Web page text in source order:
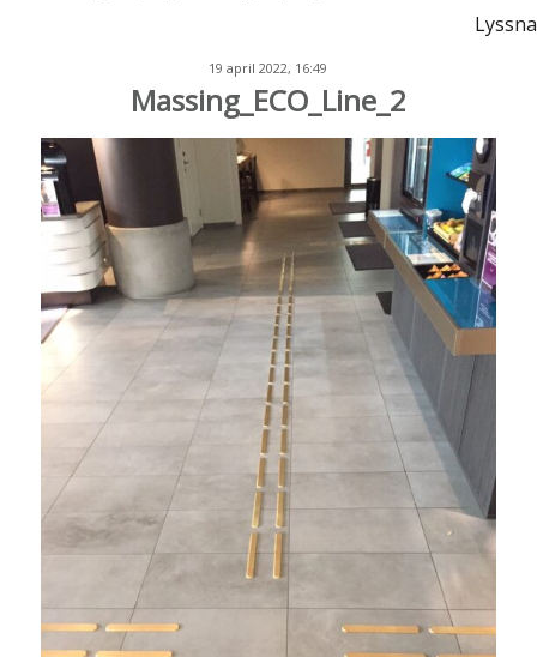
Lyssna
19 april 2022, 16:49
Massing_ECO_Line_2